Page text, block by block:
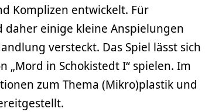
Komplizen entwickelt. Für
einige kleine Anspielungen
versteckt. Das Spiel lässt sich
„Mord in Schokistedt I“ spielen. Im
zum Thema (Mikro)plastik und